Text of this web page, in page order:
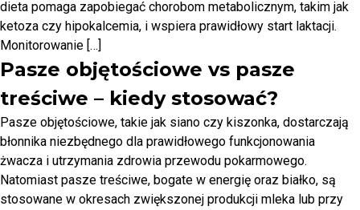
dieta pomaga zapobiegać chorobom metabolicznym, takim jak
ketoza czy hipokalcemia, i wspiera prawidłowy start laktacji.
Monitorowanie […]
Pasze objętościowe vs pasze
treściwe – kiedy stosować?
Pasze objętościowe, takie jak siano czy kiszonka, dostarczają
błonnika niezbędnego dla prawidłowego funkcjonowania
żwacza i utrzymania zdrowia przewodu pokarmowego.
Natomiast pasze treściwe, bogate w energię oraz białko, są
stosowane w okresach zwiększonej produkcji mleka lub przy